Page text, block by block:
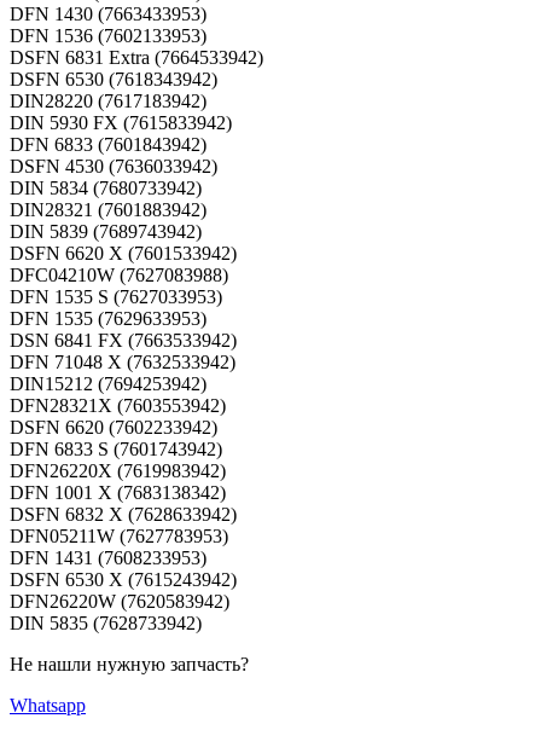
DFN 1430 (7663433953)
DFN 1536 (7602133953)
DSFN 6831 Extra (7664533942)
DSFN 6530 (7618343942)
DIN28220 (7617183942)
DIN 5930 FX (7615833942)
DFN 6833 (7601843942)
DSFN 4530 (7636033942)
DIN 5834 (7680733942)
DIN28321 (7601883942)
DIN 5839 (7689743942)
DSFN 6620 X (7601533942)
DFC04210W (7627083988)
DFN 1535 S (7627033953)
DFN 1535 (7629633953)
DSN 6841 FX (7663533942)
DFN 71048 X (7632533942)
DIN15212 (7694253942)
DFN28321X (7603553942)
DSFN 6620 (7602233942)
DFN 6833 S (7601743942)
DFN26220X (7619983942)
DFN 1001 X (7683138342)
DSFN 6832 X (7628633942)
DFN05211W (7627783953)
DFN 1431 (7608233953)
DSFN 6530 X (7615243942)
DFN26220W (7620583942)
DIN 5835 (7628733942)
Не нашли нужную запчасть?
Whatsapp